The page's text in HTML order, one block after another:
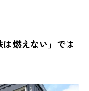
燃えない」では